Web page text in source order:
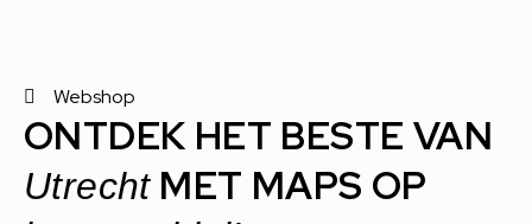
Webshop
ONTDEK HET BESTE VAN
UtrechtMET MAPS OP